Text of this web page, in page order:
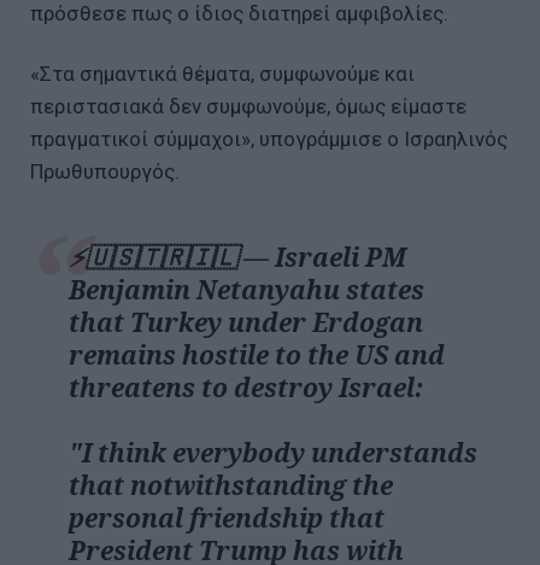
πρόσθεσε πως ο ίδιος διατηρεί αμφιβολίες.
«Στα σημαντικά θέματα, συμφωνούμε και
περιστασιακά δεν συμφωνούμε, όμως είμαστε
πραγματικοί σύμμαχοι», υπογράμμισε ο Ισραηλινός
Πρωθυπουργός.
⚡️🇺🇸🇹🇷🇮🇱 — Israeli PM
Benjamin Netanyahu states
that Turkey under Erdogan
remains hostile to the US and
threatens to destroy Israel:
"I think everybody understands
that notwithstanding the
personal friendship that
President Trump has with